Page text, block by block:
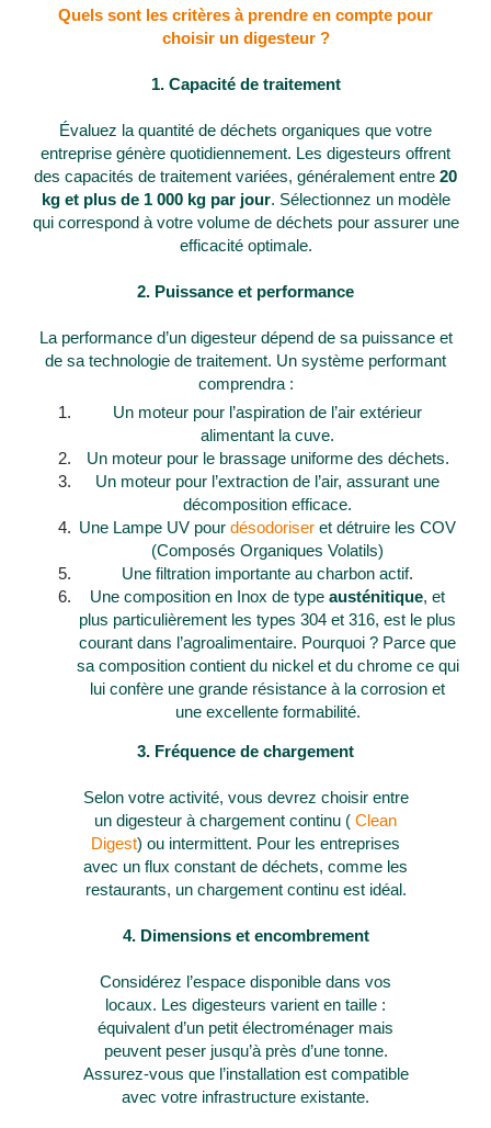
Quels sont les critères à prendre en compte pour
choisir un digesteur ?
1. Capacité de traitement
Évaluez la quantité de déchets organiques que votre
entreprise génère quotidiennement. Les digesteurs offrent
des capacités de traitement variées, généralement entre 20
kg et plus de 1 000 kg par jour. Sélectionnez un modèle
qui correspond à votre volume de déchets pour assurer une
efficacité optimale.
2. Puissance et performance
La performance d’un digesteur dépend de sa puissance et
de sa technologie de traitement. Un système performant
comprendra :
Un moteur pour l’aspiration de l’air extérieur
alimentant la cuve.
Un moteur pour le brassage uniforme des déchets.
Un moteur pour l’extraction de l’air, assurant une
décomposition efficace.
Une Lampe UV pour désodoriser et détruire les COV
(Composés Organiques Volatils)
Une filtration importante au charbon actif.
Une composition en Inox de type austénitique, et
plus particulièrement les types 304 et 316, est le plus
courant dans l’agroalimentaire. Pourquoi ? Parce que
sa composition contient du nickel et du chrome ce qui
lui confère une grande résistance à la corrosion et
une excellente formabilité.
3. Fréquence de chargement
Selon votre activité, vous devrez choisir entre
un digesteur à chargement continu ( Clean
Digest) ou intermittent. Pour les entreprises
avec un flux constant de déchets, comme les
restaurants, un chargement continu est idéal.
4. Dimensions et encombrement
Considérez l’espace disponible dans vos
locaux. Les digesteurs varient en taille :
équivalent d’un petit électroménager mais
peuvent peser jusqu’à près d’une tonne.
Assurez-vous que l’installation est compatible
avec votre infrastructure existante.